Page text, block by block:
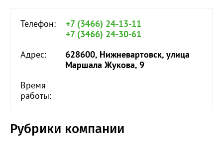
Телефон:
+7 (3466) 24-13-11
+7 (3466) 24-30-61
Адрес:
628600, Нижневартовск, улица
Маршала Жукова, 9
Время
работы:
Рубрики компании